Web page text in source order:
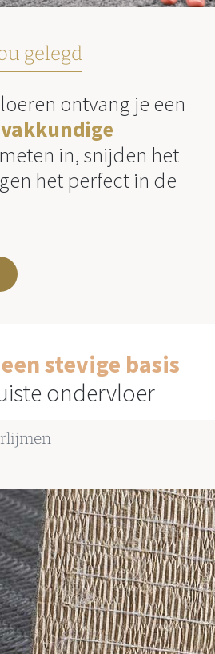
gelegd
ontvang je een
in, snijden het
het perfect in de
stevige basis
ondervloer